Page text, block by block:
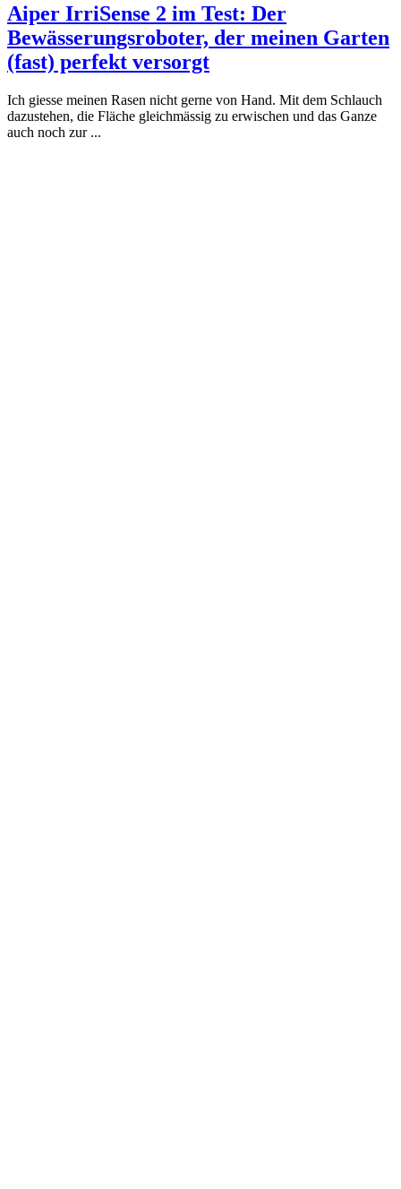
Aiper IrriSense 2 im Test: Der
Bewässerungsroboter, der meinen Garten
(fast) perfekt versorgt
Ich giesse meinen Rasen nicht gerne von Hand. Mit dem Schlauch
dazustehen, die Fläche gleichmässig zu erwischen und das Ganze
auch noch zur ...